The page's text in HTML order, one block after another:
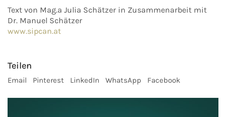
Text von Mag.ª Julia Schätzer in Zusammenarbeit mit
Dr. Manuel Schätzer
www.sipcan.at
Teilen
Email Pinterest LinkedIn WhatsApp Facebook